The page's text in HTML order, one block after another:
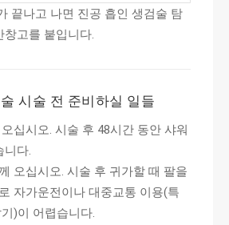
끝나고 나면 진공 흡인 생검술 탐
창고를 붙입니다.
시술 전 준비하실 일들
십시오. 시술 후 48시간 동안 샤워
니다.
오십시오. 시술 후 귀가할 때 팔을
자가운전이나 대중교통 이용(특
)이 어렵습니다.